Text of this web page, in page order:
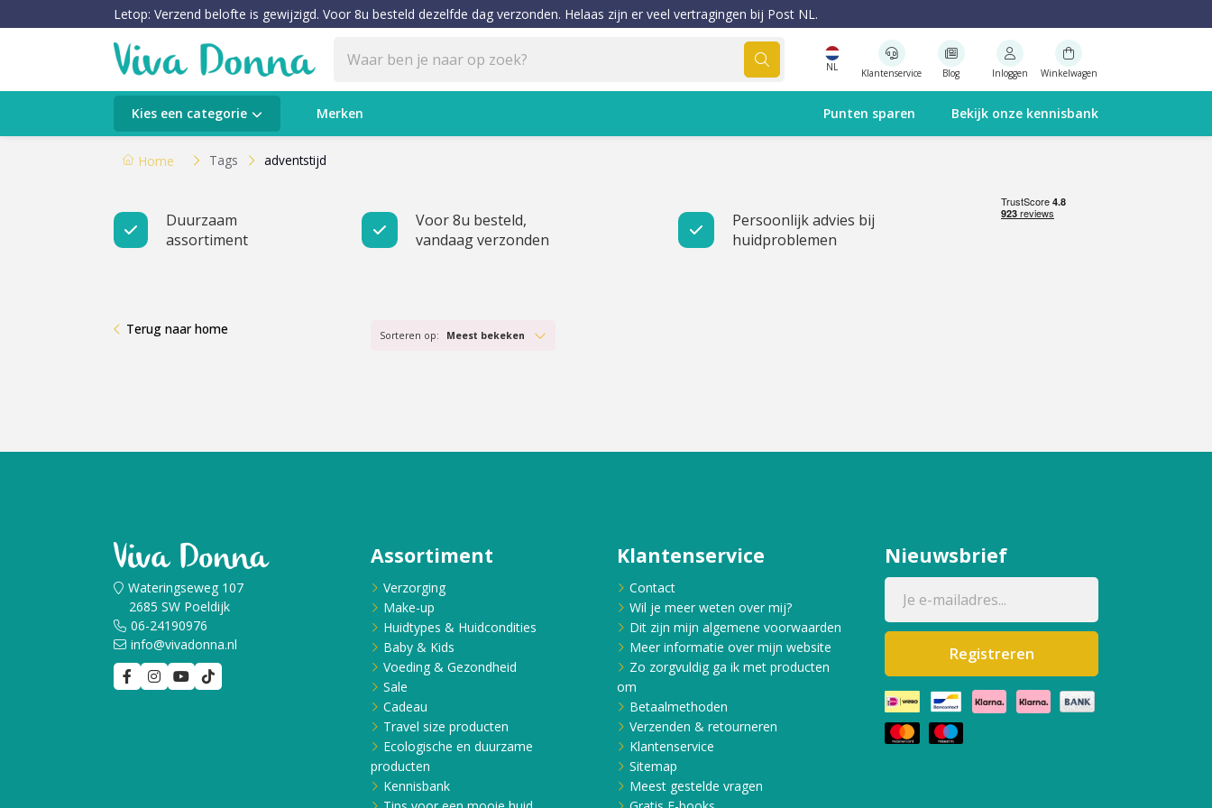
Letop: Verzend belofte is gewijzigd. Voor 8u besteld dezelfde dag verzonden. Helaas zijn er veel vertragingen bij Post NL.
NL Klantenservice Blog Inloggen Winkelwagen
Kies een categorie Merken Punten sparen Bekijk onze kennisbank
Categorieën
Verzorging
Huidtypes & Huidcondities
Voeding & Gezondheid
Schrijf je nu in voor Beauty News
Home Tags adventstijd
Duurzaam
assortiment
Voor 8u besteld,
vandaag verzonden
Persoonlijk advies bij
huidproblemen
Terug naar home Sorteren op: Meest bekeken
Wateringseweg 107
2685 SW Poeldijk
06-24190976
info@vivadonna.nl
Assortiment
Verzorging
Make-up
Huidtypes & Huidcondities
Baby & Kids
Voeding & Gezondheid
Sale
Cadeau
Travel size producten
Ecologische en duurzame
producten
Kennisbank
Klantenservice
Contact
Wil je meer weten over mij?
Dit zijn mijn algemene voorwaarden
Meer informatie over mijn website
Zo zorgvuldig ga ik met producten
om
Betaalmethoden
Verzenden & retourneren
Klantenservice
Sitemap
Meest gestelde vragen
Nieuwsbrief
Registreren